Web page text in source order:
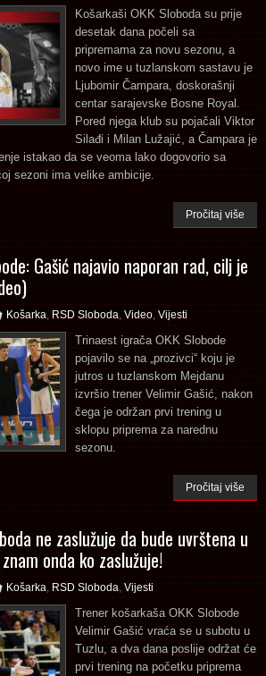
Košarkaši OKK Sloboda su prije
desetak dana počeli sa
pripremama za novu sezonu, a
novo ime u tuzlanskom sastavu je
Ljubomir Čampara, doskorašnji
centar sarajevske Bosne Royal.
Pored njega klub su pojačali Viktor
Silađi i Milan Lužajić, a Čampara je
istakao da se veoma lako dogovorio sa
sezoni ima velike ambicije.
Pročitaj više
Gašić najavio naporan rad, cilj je
Košarka RSD Sloboda Video Vijesti
Trinaest igrača OKK Slobode
pojavilo se na „prozivci“ koju je
jutros u tuzlanskom Mejdanu
izvršio trener Velimir Gašić, nakon
čega je održan prvi trening u
sklopu priprema za narednu
sezonu.
Pročitaj više
ne zaslužuje da bude uvrštena u
onda ko zaslužuje!
Košarka RSD Sloboda Vijesti
Trener košarkaša OKK Slobode
Velimir Gašić vraća se u subotu u
Tuzlu, a dva dana poslije održat će
prvi trening na početku priprema